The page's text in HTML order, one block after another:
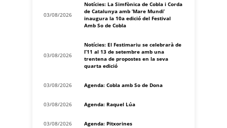
03/08/2026
Notícies: La Simfònica de Cobla i Corda
de Catalunya amb ‘Mare Mundi’
inaugura la 10a edició del Festival
Amb So de Cobla
03/08/2026
Notícies: El Festimariu se celebrarà de
l’11 al 13 de setembre amb una
trentena de propostes en la seva
quarta edició
03/08/2026 Agenda: Cobla amb So de Dona
03/08/2026 Agenda: Raquel Lúa
03/08/2026 Agenda: Pitxorines